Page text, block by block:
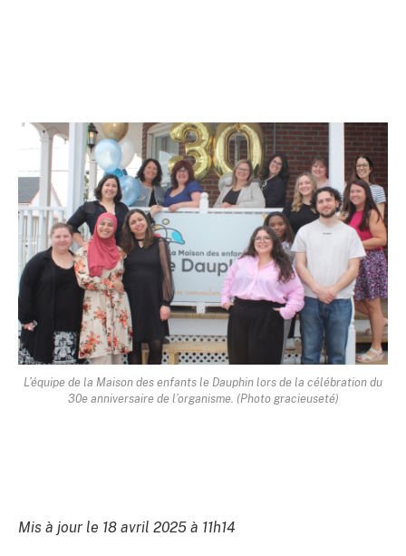
L’équipe de la Maison des enfants le Dauphin lors de la célébration du
30e anniversaire de l’organisme. (Photo gracieuseté)
Mis à jour le 18 avril 2025 à 11h14